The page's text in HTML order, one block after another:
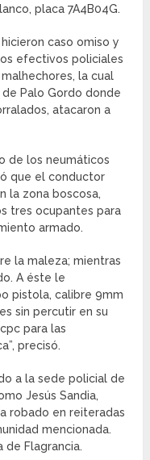
placa 7A4B04G.
caso omiso y
efectivos policiales
la cual
Palo Gordo donde
atacaron a
de los neumáticos
que el conductor
la zona boscosa,
tres ocupantes para
armado.
la maleza; mientras
A éste le
pistola, calibre 9mm
sin percutir en su
para las
precisó.
a la sede policial de
Jesús Sandia,
robado en reiteradas
mencionada.
de Flagrancia.